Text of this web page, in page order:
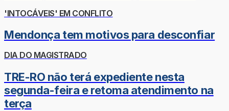
'INTOCÁVEIS' EM CONFLITO
Mendonça tem motivos para desconfiar
DIA DO MAGISTRADO
TRE-RO não terá expediente nesta
segunda-feira e retoma atendimento na
terça